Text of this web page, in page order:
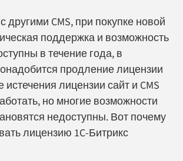
другими CMS, при покупке новой
поддержка и возможность
в течение года, в
продление лицензии
лицензии сайт и CMS
но многие возможности
недоступны. Вот почему
лицензию 1C-Битрикс